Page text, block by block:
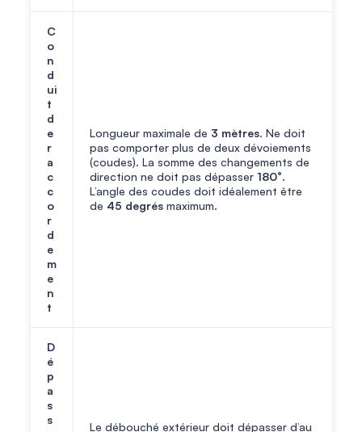
C
o
n
d
ui
t
d
e
r
a
c
c
o
r
d
e
m
e
n
t
Longueur maximale de 3 mètres. Ne doit
pas comporter plus de deux dévoiements
(coudes). La somme des changements de
direction ne doit pas dépasser 180°.
L’angle des coudes doit idéalement être
de 45 degrésmaximum.
D
é
p
a
s
s
Le débouché extérieur doit dépasser d’au